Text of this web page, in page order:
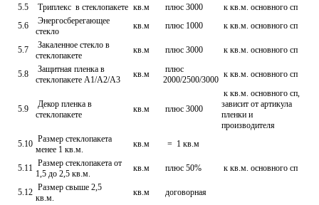
5.5
Триплекс в стеклопакете кв.м плюс 3000
к кв.м. основного сп
5.6
Энергосберегающее
стекло
кв.м плюс 1000 к кв.м. основного сп
5.7
Закаленное стекло в
стеклопакете
кв.м плюс 3000 к кв.м. основного сп
5.8
Защитная пленка в
стеклопакете А1/А2/А3
кв.м
плюс
2000/2500/3000
к кв.м. основного сп
5.9
Декор пленка в
стеклопакете
кв.м плюс 3000
к кв.м. основного сп,
зависит от артикула
пленки и
производителя
5.10 Размер стеклопакета
менее 1 кв.м.
кв.м = 1 кв.м
5.11 Размер стеклопакета от
1,5 до 2,5 кв.м.
кв.м плюс 50% к кв.м. основного сп
5.12 Размер свыше 2,5
кв.м.
кв.м договорная